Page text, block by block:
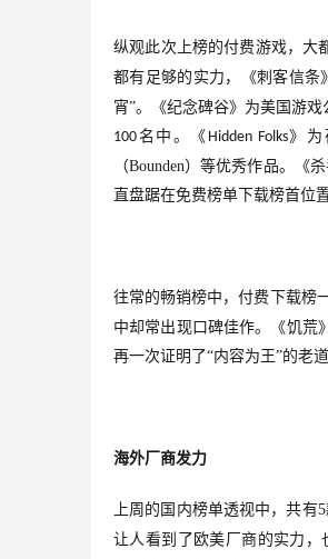
纵观此次上榜的付费游戏，大
都有足够的实力，《刺客信条
宵”。《纪念碑谷》为美国游戏
100 名中。《 Hidden Folks》为
（Bounden）等优秀作品。《
直盘踞在免费榜单下载榜首位置
往常的畅销榜中，付费下载榜
中却常出现口碑佳作。《饥荒
再一次证明了“内容为王”的老
海外厂商发力
上周的国内榜单透视中，共有5
让人看到了欧美厂商的实力